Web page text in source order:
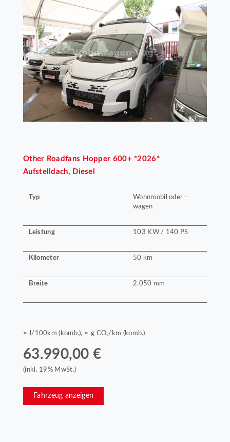
Other Roadfans Hopper 600+ *2026*
Aufstelldach, Diesel
Typ
Wohnmobil oder -
wagen
Leistung 103 KW / 140 PS
Kilometer 50 km
Breite 2.050 mm
≈ l/100km (komb.), ≈ g CO₂/km (komb.)
63.990,00 €
(inkl. 19% MwSt.)
Fahrzeug anzeigen